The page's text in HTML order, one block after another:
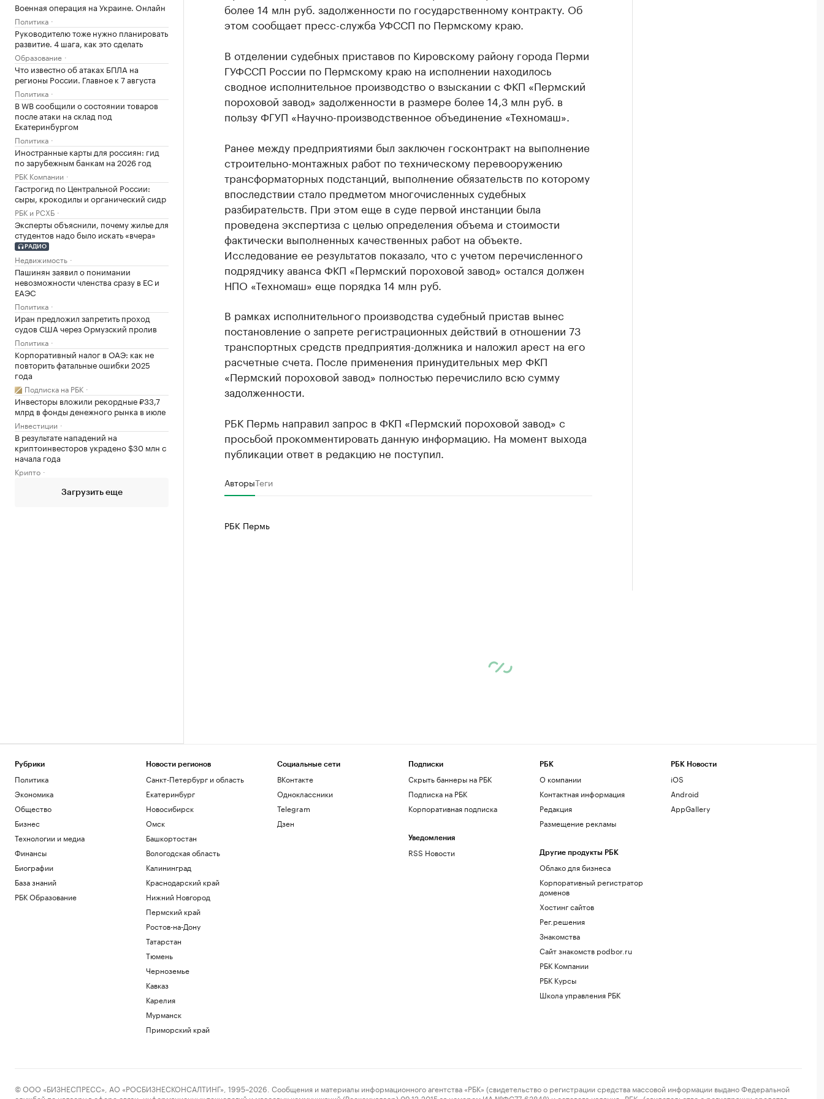
Военная операция на Украине. Онлайн
Политика
Руководителю тоже нужно планировать
развитие. 4 шага, как это сделать
Образование
Что известно об атаках БПЛА на
регионы России. Главное к 7 августа
Политика
В WB сообщили о состоянии товаров
после атаки на склад под
Екатеринбургом
Политика
Иностранные карты для россиян: гид
по зарубежным банкам на 2026 год
РБК Компании
Гастрогид по Центральной России:
сыры, крокодилы и органический сидр
РБК и РСХБ
Эксперты объяснили, почему жилье для
студентов надо было искать «вчера»
РАДИО
Недвижимость
Пашинян заявил о понимании
невозможности членства сразу в ЕС и
ЕАЭС
Политика
Иран предложил запретить проход
судов США через Ормузский пролив
Политика
Корпоративный налог в ОАЭ: как не
повторить фатальные ошибки 2025
года
Подписка на РБК
Инвесторы вложили рекордные ₽33,7
млрд в фонды денежного рынка в июле
Инвестиции
В результате нападений на
криптоинвесторов украдено $30 млн с
начала года
Крипто
Загрузить еще
более 14 млн руб. задолженности по государственному контракту. Об
этом сообщает пресс-служба УФССП по Пермскому краю.
В отделении судебных приставов по Кировскому району города Перми
ГУФССП России по Пермскому краю на исполнении находилось
сводное исполнительное производство о взыскании с ФКП «Пермский
пороховой завод» задолженности в размере более 14,3 млн руб. в
пользу ФГУП «Научно-производственное объединение «Техномаш».
Ранее между предприятиями был заключен госконтракт на выполнение
строительно-монтажных работ по техническому перевооружению
трансформаторных подстанций, выполнение обязательств по которому
впоследствии стало предметом многочисленных судебных
разбирательств. При этом еще в суде первой инстанции была
проведена экспертиза с целью определения объема и стоимости
фактически выполненных качественных работ на объекте.
Исследование ее результатов показало, что с учетом перечисленного
подрядчику аванса ФКП «Пермский пороховой завод» остался должен
НПО «Техномаш» еще порядка 14 млн руб.
В рамках исполнительного производства судебный пристав вынес
постановление о запрете регистрационных действий в отношении 73
транспортных средств предприятия-должника и наложил арест на его
расчетные счета. После применения принудительных мер ФКП
«Пермский пороховой завод» полностью перечислило всю сумму
задолженности.
РБК Пермь направил запрос в ФКП «Пермский пороховой завод» с
просьбой прокомментировать данную информацию. На момент выхода
публикации ответ в редакцию не поступил.
АвторыТеги
РБК Пермь
Рубрики
Политика
Экономика
Общество
Бизнес
Технологии и медиа
Финансы
Биографии
База знаний
РБК Образование
Новости регионов
Санкт-Петербург и область
Екатеринбург
Новосибирск
Омск
Башкортостан
Вологодская область
Калининград
Краснодарский край
Нижний Новгород
Пермский край
Ростов-на-Дону
Татарстан
Тюмень
Черноземье
Кавказ
Карелия
Мурманск
Приморский край
Социальные сети
ВКонтакте
Одноклассники
Telegram
Дзен
Подписки
Скрыть баннеры на РБК
Подписка на РБК
Корпоративная подписка
Уведомления
RSS Новости
РБК
О компании
Контактная информация
Редакция
Размещение рекламы
Другие продукты РБК
Облако для бизнеса
Корпоративный регистратор
доменов
Хостинг сайтов
Рег.решения
Знакомства
Сайт знакомств podbor.ru
РБК Компании
РБК Курсы
Школа управления РБК
РБК Новости
iOS
Android
AppGallery
© ООО «БИЗНЕСПРЕСС», АО «РОСБИЗНЕСКОНСАЛТИНГ», 1995–2026. Сообщения и материалы информационного агентства «РБК» (свидетельство о регистрации средства массовой информации выдано Федеральной